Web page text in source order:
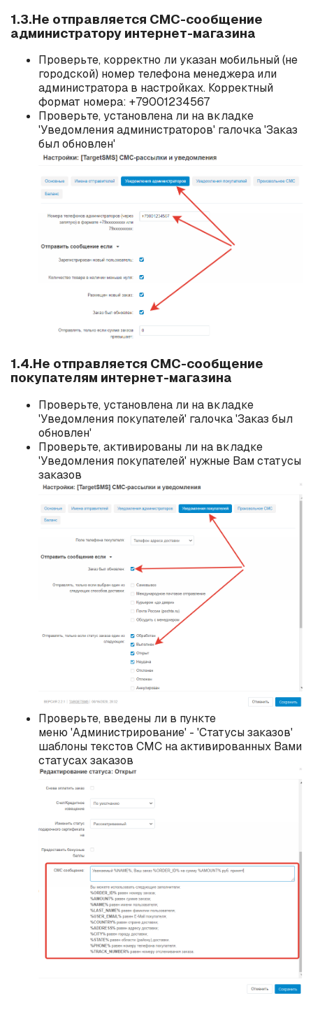
1.3.Не отправляется СМС-сообщение
администратору интернет-магазина
Проверьте, корректно ли указан мобильный(не
городской) номер телефона менеджера или
администратора в настройках. Корректный
формат номера: +79001234567
Проверьте, установлена ли на вкладке
'Уведомления администраторов' галочка 'Заказ
был обновлен'
1.4.Не отправляется СМС-сообщение
покупателям интернет-магазина
Проверьте, установлена ли на вкладке
'Уведомления покупателей' галочка 'Заказ был
обновлен'
Проверьте, активированы ли на вкладке
'Уведомления покупателей' нужные Вам статусы
заказов
Проверьте, введены ли в пункте
меню 'Администрирование' - 'Статусы заказов'
шаблоны текстов СМС на активированных Вами
статусах заказов